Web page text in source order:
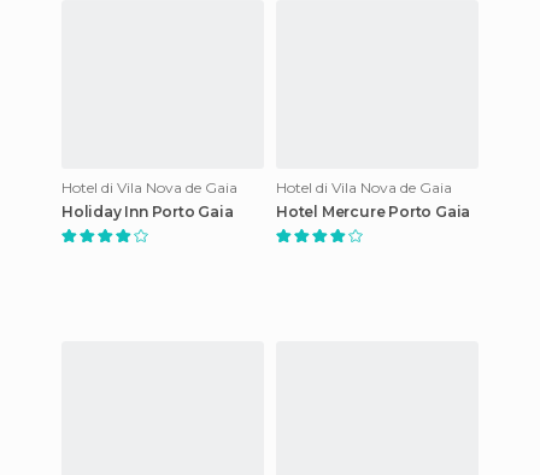
Hotel di Vila Nova de Gaia
Holiday Inn Porto Gaia
Hotel di Vila Nova de Gaia
Hotel Mercure Porto Gaia